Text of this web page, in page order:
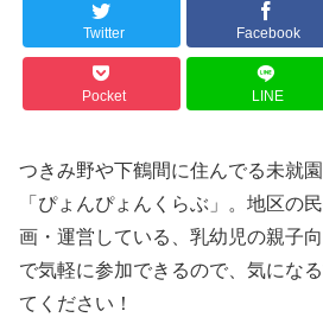
Twitter Facebook
Pocket LINE
つきみ野や下鶴間に住んでる未就
「ぴょんぴょんくらぶ」。地区の
画・運営している、乳幼児の親子
で気軽に参加できるので、気にな
てください！